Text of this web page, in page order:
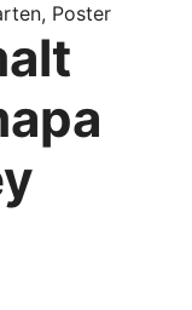
Poster